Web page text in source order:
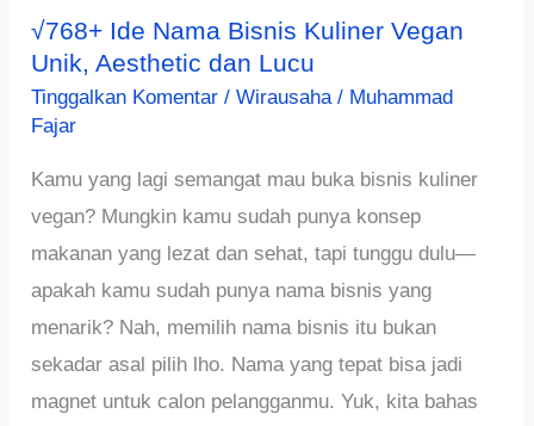
√768+ Ide Nama Bisnis Kuliner Vegan
Unik, Aesthetic dan Lucu
Tinggalkan Komentar /Wirausaha/ Muhammad
Fajar
Kamu yang lagi semangat mau buka bisnis kuliner
vegan? Mungkin kamu sudah punya konsep
makanan yang lezat dan sehat, tapi tunggu dulu—
apakah kamu sudah punya nama bisnis yang
menarik? Nah, memilih nama bisnis itu bukan
sekadar asal pilih lho. Nama yang tepat bisa jadi
magnet untuk calon pelangganmu. Yuk, kita bahas